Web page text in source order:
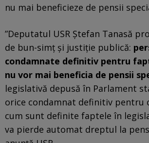
nu mai beneficieze de pensii
”Deputatul USR Ştefan Tanasă
de bun-simţ şi justiţie publică:
condamnate definitiv pentru
nu vor mai beneficia de pensii
legislativă depusă în Parlament
orice condamnat definitiv pentru
cum sunt definite faptele în
va pierde automat dreptul la